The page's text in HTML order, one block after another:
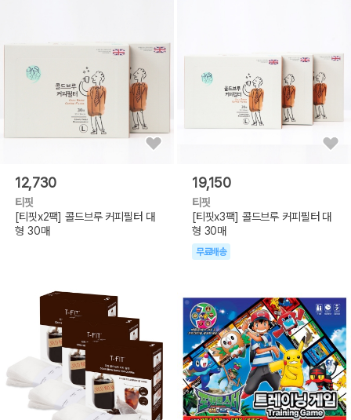
12,730
티핏
[티핏x2팩] 콜드브루 커피필터 대
형 30매
19,150
티핏
[티핏x3팩] 콜드브루 커피필터 대
형 30매
무료배송